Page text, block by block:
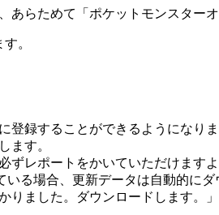
らためて「ポケットモンスター
。
録することができるようになり
ます。
ずレポートをかいていただけます
る場合、更新データは自動的に
ました。ダウンロードします。